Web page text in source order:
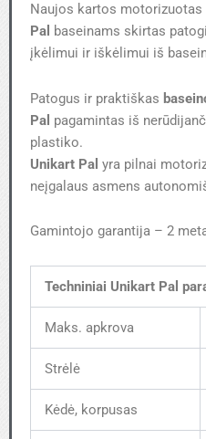
Naujos kartos motorizuotas
Pal baseinams skirtas
įkėlimui ir iškėlimui iš
Patogus ir praktiškas
Pal pagamintas iš
plastiko.
Unikart Pal yra pilnai
neįgalaus asmens
Gamintojo garantija – 2
Techniniai Unikart Pal
Maks. apkrova
Strėlė
Kėdė, korpusas